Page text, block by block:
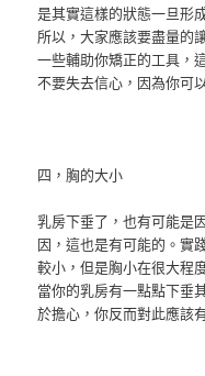
是其實這樣的狀態一旦形
所以，大家應該要盡量的
一些輔助你矯正的工具，
不要失去信心，因為你可
四，胸的大小
乳房下垂了，也有可能是
因，這也是有可能的。實
較小，但是胸小在很大程
當你的乳房有一點點下垂
於擔心，你反而對此應該